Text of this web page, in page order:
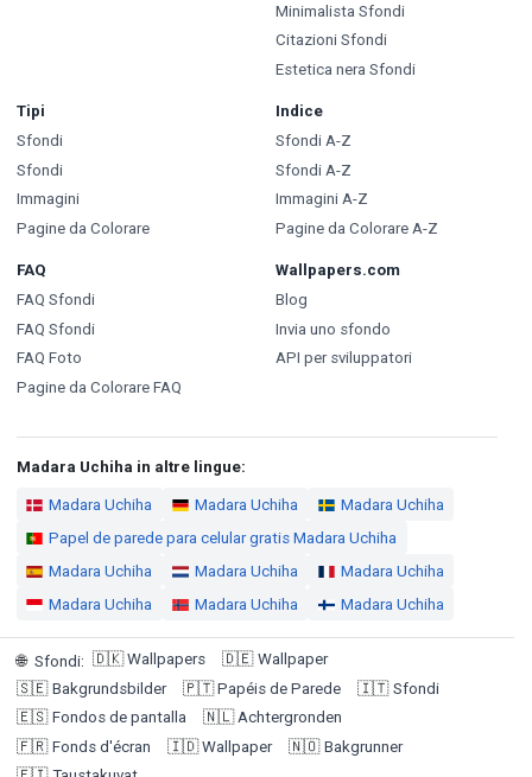
Minimalista Sfondi
Citazioni Sfondi
Estetica nera Sfondi
Tipi
Sfondi
Sfondi
Immagini
Pagine da Colorare
Indice
Sfondi A-Z
Sfondi A-Z
Immagini A-Z
Pagine da Colorare A-Z
FAQ
FAQ Sfondi
FAQ Sfondi
FAQ Foto
Pagine da Colorare FAQ
Wallpapers.com
Blog
Invia uno sfondo
API per sviluppatori
Madara Uchiha in altre lingue:
Madara Uchiha Madara Uchiha
Madara Uchiha
Papel de parede para celular gratis Madara Uchiha
Madara Uchiha
Madara Uchiha
Madara Uchiha
Madara Uchiha
Madara Uchiha Madara Uchiha
🌐 Sfondi: 🇩🇰 Wallpapers 🇩🇪 Wallpaper
🇸🇪 Bakgrundsbilder 🇵🇹 Papéis de Parede 🇮🇹 Sfondi
🇪🇸 Fondos de pantalla 🇳🇱 Achtergronden
🇫🇷 Fonds d'écran 🇮🇩 Wallpaper 🇳🇴 Bakgrunner